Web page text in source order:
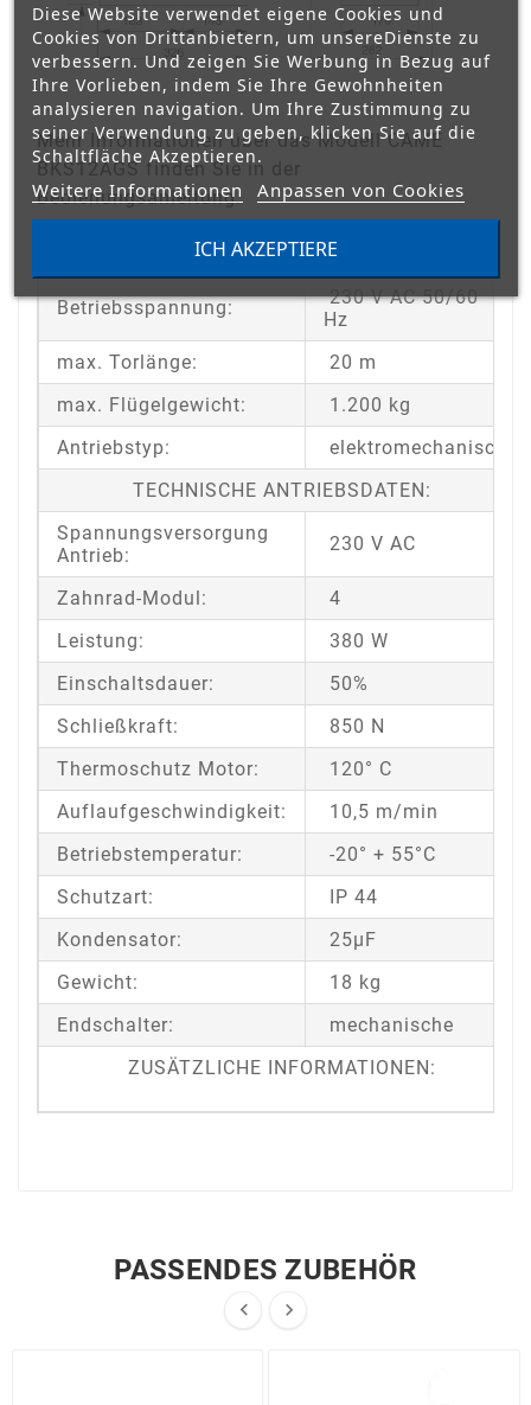
Mehr Informationen über das Modell CAME
BKS12AGS finden Sie in der
Bedienungsanleitung.
GRUNDSÄTZLICHE DATEN:
Betriebsspannung:
230 V AC 50/60
Hz
max. Torlänge:
20 m
max. Flügelgewicht:
1.200 kg
Antriebstyp:
elektromechanisch
TECHNISCHE ANTRIEBSDATEN:
Spannungsversorgung
Antrieb:
230 V AC
Zahnrad-Modul:
4
Leistung:
380 W
Einschaltsdauer:
50%
Schließkraft:
850 N
Thermoschutz Motor:
120° C
Auflaufgeschwindigkeit:
10,5 m/min
Betriebstemperatur:
-20° + 55°C
Schutzart:
IP 44
Kondensator:
25μF
Gewicht:
18 kg
Endschalter:
mechanische
ZUSÄTZLICHE INFORMATIONEN:
PASSENDES ZUBEHÖR
 
Diese Website verwendet eigene Cookies und
Cookies von Drittanbietern, um unsereDienste zu
verbessern. Und zeigen Sie Werbung in Bezug auf
Ihre Vorlieben, indem Sie Ihre Gewohnheiten
analysieren navigation. Um Ihre Zustimmung zu
seiner Verwendung zu geben, klicken Sie auf die
Schaltfläche Akzeptieren.
Weitere Informationen Anpassen von Cookies
ICH AKZEPTIERE